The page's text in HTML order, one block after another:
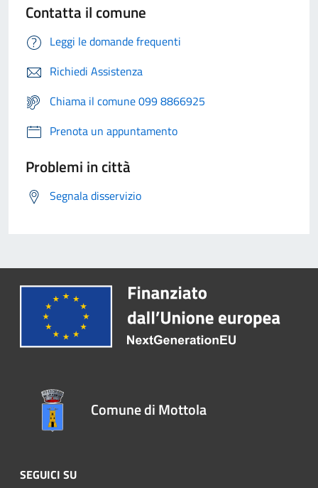
Contatta il comune
Leggi le domande frequenti
Richiedi Assistenza
Chiama il comune 099 8866925
Prenota un appuntamento
Problemi in città
Segnala disservizio
Comune di Mottola
SEGUICI SU